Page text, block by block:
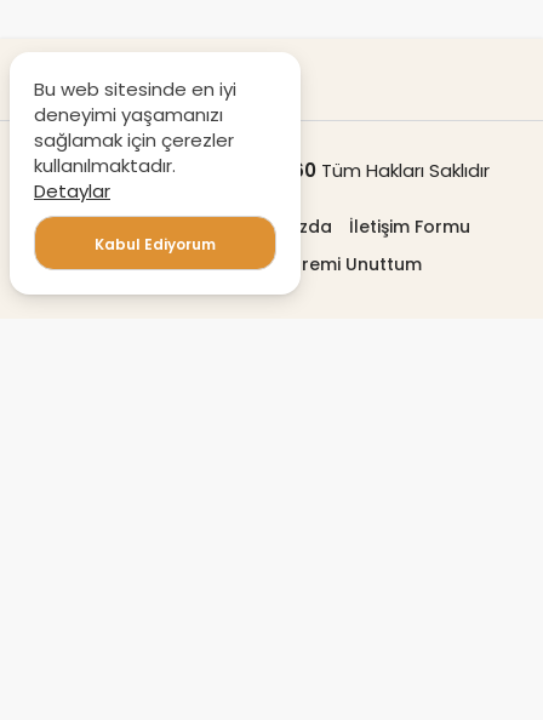
© Copyright 2020 Destek360 Tüm Hakları Saklıdır
Hakkımızda
İletişim Formu
Profilimi Düzenle
Şifremi Unuttum
Bu web sitesinde en iyi
deneyimi yaşamanızı
sağlamak için çerezler
kullanılmaktadır.
Detaylar
Kabul Ediyorum